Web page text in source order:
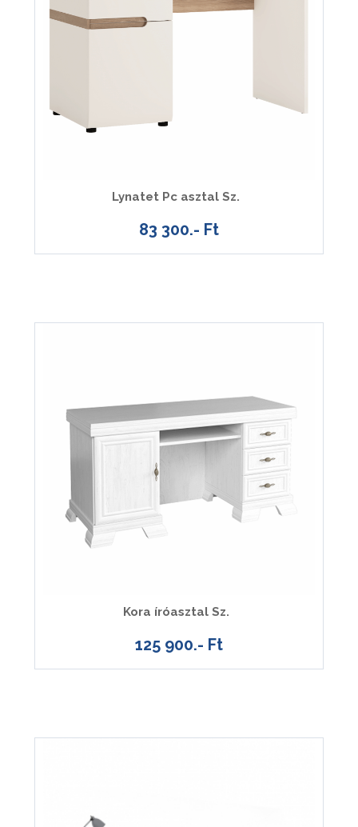
Lynatet Pc asztal Sz.
83 300.- Ft
Kora íróasztal Sz.
125 900.- Ft